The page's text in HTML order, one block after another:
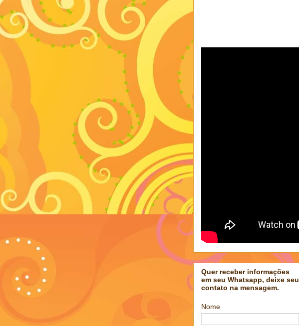
Quer receber informações
em seu Whatsapp, deixe seu
contato na mensagem.
Nome